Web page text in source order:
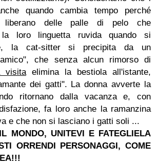
quando cambia tempo perché
liberano delle palle di pelo che
la loro linguetta ruvida quando si
la cat-sitter si precipita da un
che senza alcun rimorso di
visitaelimina la bestiola all'istante,
dei gatti". La donna avverte la
ritornano dalla vacanza e, con
fa loro anche la ramanzina
e che non si lasciano i gatti soli ...
IL MONDO, UNITEVI E FATEGLIELA
ORRENDI PERSONAGGI, COME